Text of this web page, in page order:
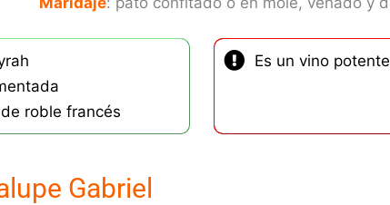
roble francés
Es un vino
Gabriel